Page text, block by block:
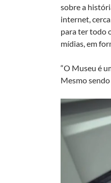
sobre a
internet,
para ter todo
mídias, em
“O Museu é
Mesmo